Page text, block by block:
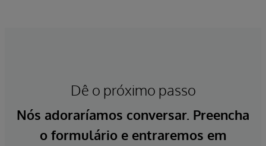
Dê o próximo passo
Nós adoraríamos conversar. Preencha
o formulário e entraremos em